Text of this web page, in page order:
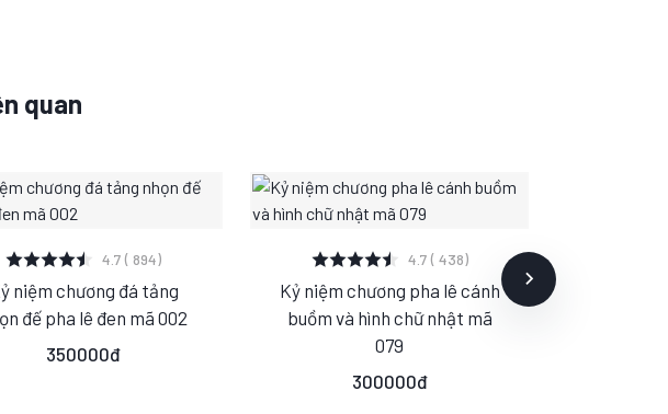
quan
XEM CHI TIẾT
S M L
4.7 ( 894)
niệm chương đá tảng
đế pha lê đen mã 002
350000đ
XEM CHI TIẾT
S M L
4.7 ( 438)
Kỷ niệm chương pha lê cánh
buồm và hình chữ nhật mã
079
300000đ